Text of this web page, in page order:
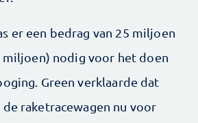
er een bedrag van 25 miljoen
miljoen) nodig voor het doen
Green verklaarde dat
raketracewagen nu voor